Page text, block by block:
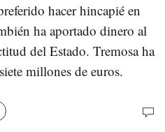
hacer hincapié en
ha aportado dinero al
del Estado. Tremosa ha
millones de euros.